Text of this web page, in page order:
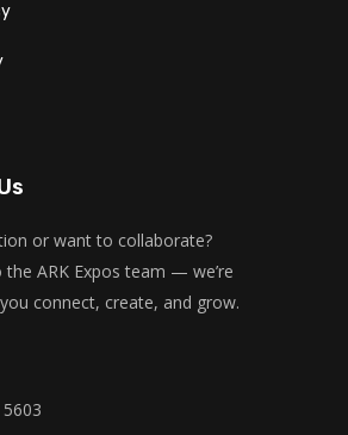
or want to collaborate?
the ARK Expos team — we’re
connect, create, and grow.